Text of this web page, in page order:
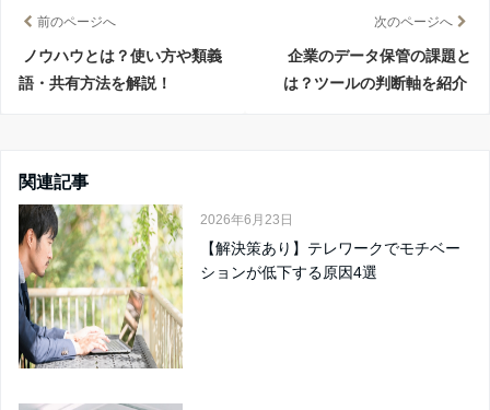
前のページへ
ノウハウとは？使い方や類義
語・共有方法を解説！
次のページへ
企業のデータ保管の課題と
は？ツールの判断軸を紹介
関連記事
2026年6月23日
【解決策あり】テレワークでモチベー
ションが低下する原因4選